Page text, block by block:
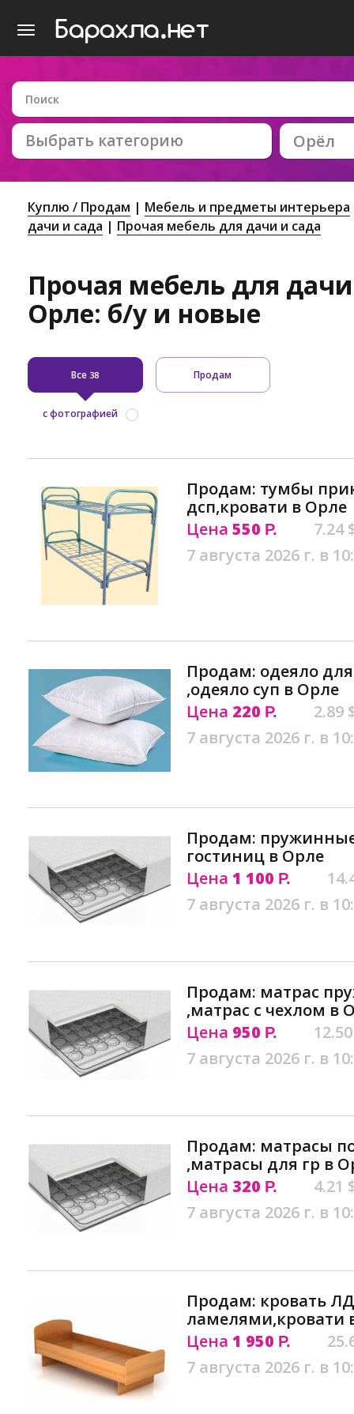
Выбрать категорию Орёл
Куплю / Продам
Мебель и предметы интерьера
дачи и сада
Прочая мебель для дачи и сада
Прочая мебель для
Орле: б/у и новые
Все38 Продам
с фотографией
Продам: тумбы
дсп,кровати в Орле
Цена 550 Р.
7.24
7 августа 2026 г. в
Продам: одеяло
,одеяло суп в Орле
Цена 220 Р.
2.89
7 августа 2026 г. в
Продам:
гостиниц в Орле
Цена 1 100 Р.
7 августа 2026 г. в
Продам: матрас
,матрас с чехлом в
Цена 950 Р.
7 августа 2026 г. в
Продам: матрасы
,матрасы для гр в
Цена 320 Р.
4.21
7 августа 2026 г. в
Продам: кровать
ламелями,кровати
Цена 1 950 Р.
7 августа 2026 г. в